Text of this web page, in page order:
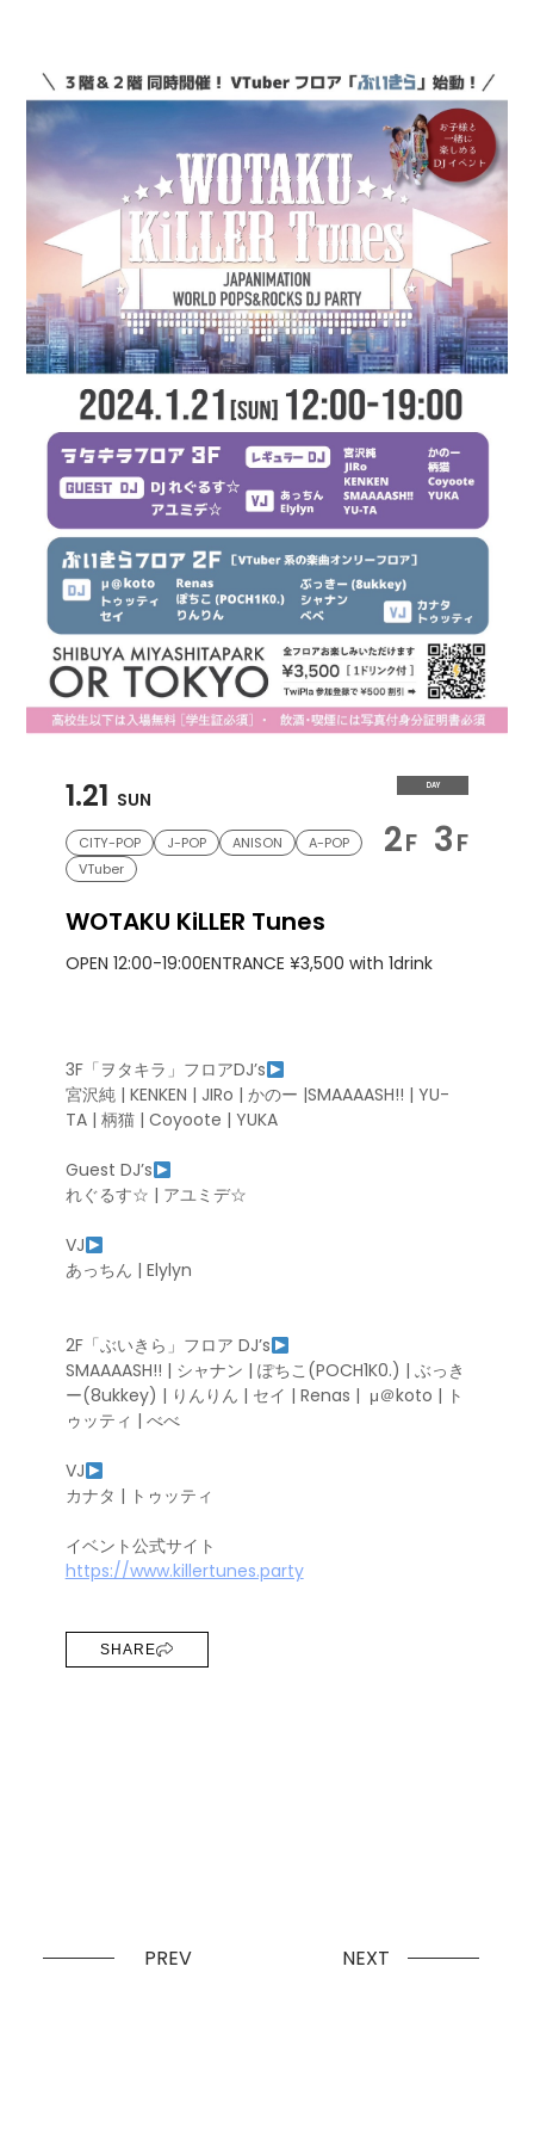
1.21 SUN
DAY
CITY-POP J-POP ANISON
A-POP
VTuber
2F 3F
WOTAKU KiLLER Tunes
OPEN 12:00-19:00ENTRANCE ¥3,500 with 1drink
3F「ヲタキラ」フロアDJ’s
宮沢純 | KENKEN | JIRo | かのー |SMAAAASH!! | YU-
TA | 柄猫 | Coyoote | YUKA
Guest DJ’s
れぐるす☆ | アユミデ☆
VJ
あっちん | Elylyn
2F「ぶいきら」フロア DJ’s
SMAAAASH!! | シャナン | ぽちこ(POCH1K0.) | ぶっき
ー(8ukkey) | りんりん | セイ | Renas | μ＠koto | ト
ゥッティ | べべ
VJ
カナタ | トゥッティ
イベント公式サイト
https://www.killertunes.party
SHARE
PREV NEXT